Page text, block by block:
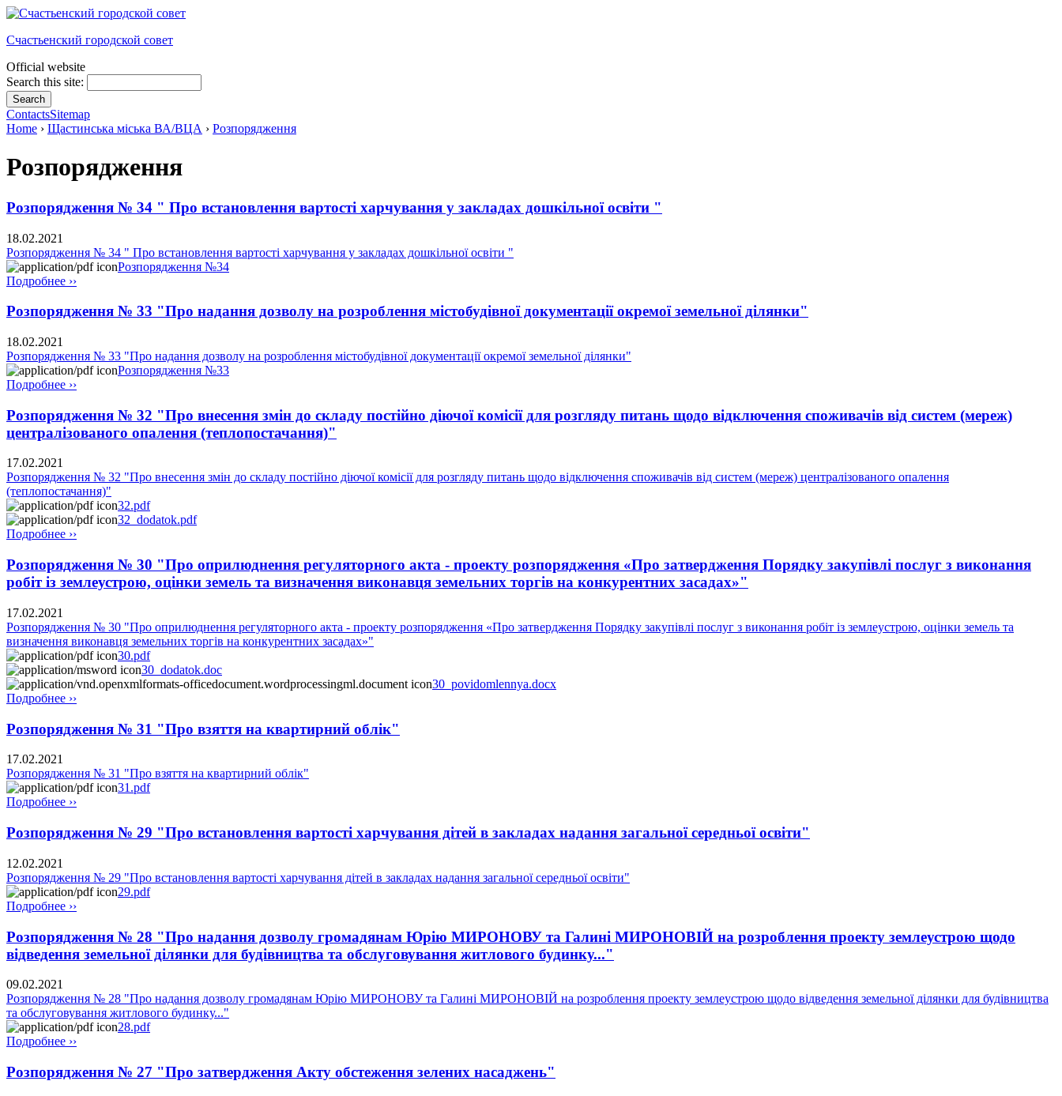
Счастьенский городской совет
Official website
Search this site:
ContactsSitemap
Home › Щастинська міська ВА/ВЦА › Розпорядження
Розпорядження
Розпорядження № 34 " Про встановлення вартості харчування у закладах дошкільної освіти "
18.02.2021
Розпорядження № 34 " Про встановлення вартості харчування у закладах дошкільної освіти "
Розпорядження №34
Подробнее ››
Розпорядження № 33 "Про надання дозволу на розроблення містобудівної документації окремої земельної ділянки"
18.02.2021
Розпорядження № 33 "Про надання дозволу на розроблення містобудівної документації окремої земельної ділянки"
Розпорядження №33
Подробнее ››
Розпорядження № 32 "Про внесення змін до складу постійно діючої комісії для розгляду питань щодо відключення споживачів від систем (мереж)
централізованого опалення (теплопостачання)"
17.02.2021
Розпорядження № 32 "Про внесення змін до складу постійно діючої комісії для розгляду питань щодо відключення споживачів від систем (мереж) централізованого опалення
(теплопостачання)"
32.pdf
32_dodatok.pdf
Подробнее ››
Розпорядження № 30 "Про оприлюднення регуляторного акта - проекту розпорядження «Про затвердження Порядку закупівлі послуг з виконання
робіт із землеустрою, оцінки земель та визначення виконавця земельних торгів на конкурентних засадах»"
17.02.2021
Розпорядження № 30 "Про оприлюднення регуляторного акта - проекту розпорядження «Про затвердження Порядку закупівлі послуг з виконання робіт із землеустрою, оцінки земель та
визначення виконавця земельних торгів на конкурентних засадах»"
30.pdf
30_dodatok.doc
30_povidomlennya.docx
Подробнее ››
Розпорядження № 31 "Про взяття на квартирний облік"
17.02.2021
Розпорядження № 31 "Про взяття на квартирний облік"
31.pdf
Подробнее ››
Розпорядження № 29 "Про встановлення вартості харчування дітей в закладах надання загальної середньої освіти"
12.02.2021
Розпорядження № 29 "Про встановлення вартості харчування дітей в закладах надання загальної середньої освіти"
29.pdf
Подробнее ››
Розпорядження № 28 "Про надання дозволу громадянам Юрію МИРОНОВУ та Галині МИРОНОВІЙ на розроблення проекту землеустрою щодо
відведення земельної ділянки для будівництва та обслуговування житлового будинку..."
09.02.2021
Розпорядження № 28 "Про надання дозволу громадянам Юрію МИРОНОВУ та Галині МИРОНОВІЙ на розроблення проекту землеустрою щодо відведення земельної ділянки для будівництва
та обслуговування житлового будинку..."
28.pdf
Подробнее ››
Розпорядження № 27 "Про затвердження Акту обстеження зелених насаджень"